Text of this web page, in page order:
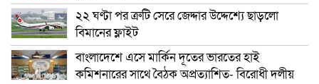
২২ ঘণ্টা পর ত্রুটি সেরে জেদ্দার উদ্দেশ্যে ছাড়লো
বিমানের ফ্লাইট
বাংলাদেশে এসে মার্কিন দূতের ভারতের হাই
কমিশনারের সাথে বৈঠক অপ্রত্যাশিত- বিরোধী দলীয়